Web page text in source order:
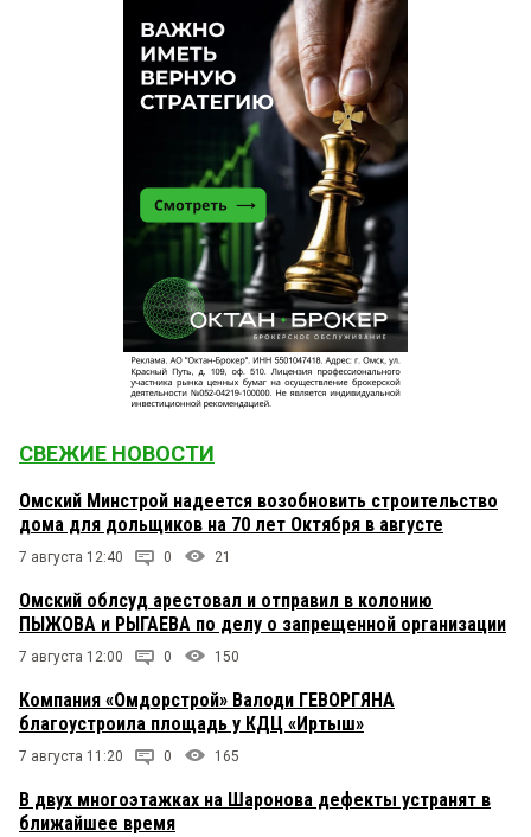
СВЕЖИЕ НОВОСТИ
Омский Минстрой надеется возобновить строительство
дома для дольщиков на 70 лет Октября в августе
7 августа 12:40 0 21
Омский облсуд арестовал и отправил в колонию
ПЫЖОВА и РЫГАЕВА по делу о запрещенной организации
7 августа 12:00 0 150
Компания «Омдорстрой» Валоди ГЕВОРГЯНА
благоустроила площадь у КДЦ «Иртыш»
7 августа 11:20 0 165
В двух многоэтажках на Шаронова дефекты устранят в
ближайшее время